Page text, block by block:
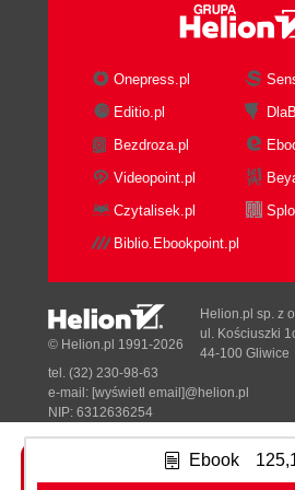
The Object-Oriented
Classes
The First
Car.cpp
Main.cpp
The Second
Main.cpp
Inheritance
Person.h
Person.cpp
Student.h
Student.cpp
Employee.cpp
Dynamic Binding
Ebook
Onepress.pl
Editio.pl
Bezdroza.pl
Videopoint.pl
Czytalisek.pl
Biblio.Ebookpoint.pl
Tonik.pl
© Helion.pl 1991-2026
Helion.pl sp. z
ul. Kościuszki
44-100 Gliwice
tel. (32) 230-98-63
e-mail: [wyświetl email]@helion.pl
NIP: 6312636254